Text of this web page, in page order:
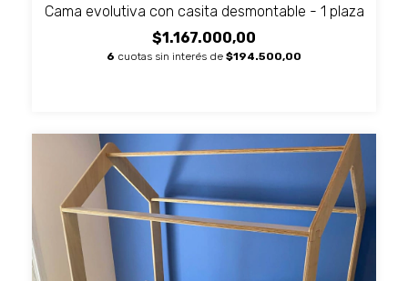
Cama evolutiva con casita desmontable - 1 plaza
$1.167.000,00
6 cuotas sin interés de $194.500,00